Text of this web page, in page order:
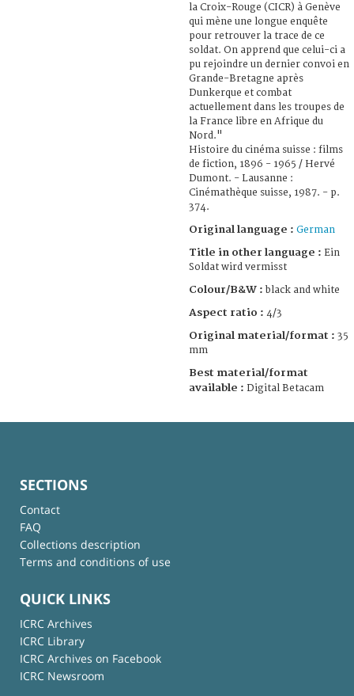
la Croix-Rouge (CICR) à Genève
qui mène une longue enquête
pour retrouver la trace de ce
soldat. On apprend que celui-ci a
pu rejoindre un dernier convoi en
Grande-Bretagne après
Dunkerque et combat
actuellement dans les troupes de
la France libre en Afrique du
Nord."
Histoire du cinéma suisse : films
de fiction, 1896 - 1965 / Hervé
Dumont. - Lausanne :
Cinémathèque suisse, 1987. - p.
374.
Original language : German
Title in other language : Ein
Soldat wird vermisst
Colour/B&W : black and white
Aspect ratio : 4/3
Original material/format : 35
mm
Best material/format
available : Digital Betacam
SECTIONS
Contact
FAQ
Collections description
Terms and conditions of use
QUICK LINKS
ICRC Archives
ICRC Library
ICRC Archives on Facebook
ICRC Newsroom